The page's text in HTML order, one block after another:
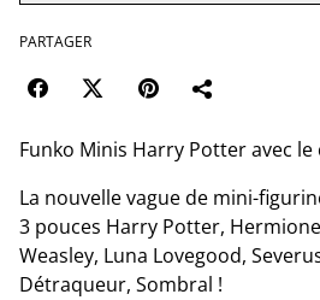
PARTAGER
Funko Minis Harry Potter avec le
La nouvelle vague de mini-
3 pouces Harry Potter,
Weasley, Luna Lovegood,
Détraqueur, Sombral !